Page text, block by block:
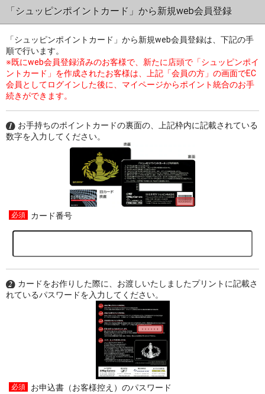
「シュッピンポイントカード」から新規web会員登録
「シュッピンポイントカード」から新規web会員登録は、下記の手
順で行います。
※既にweb会員登録済みのお客様で、新たに店頭で「シュッピンポイ
ントカード」を作成されたお客様は、上記「会員の方」の画面でEC
会員としてログインした後に、マイページからポイント統合のお手
続きができます。
お手持ちのポイントカードの裏面の、上記枠内に記載されている
数字を入力してください。
カード番号
カードをお作りした際に、お渡しいたしましたプリントに記載さ
れているパスワードを入力してください。
お申込書（お客様控え）のパスワード